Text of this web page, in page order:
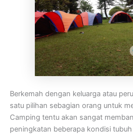
Berkemah dengan keluarga atau
satu pilihan sebagian orang untuk
Camping tentu akan sangat
peningkatan beberapa kondisi